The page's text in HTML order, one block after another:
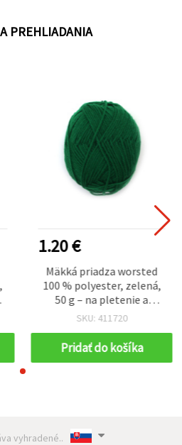
PREHLIADANIA
1.20 €
Mäkká priadza worsted
100 % polyester, zelená,
50 g – na pletenie a
kreatívne tvorenie
SKU: 411720
Pridať do košíka
vyhradené..